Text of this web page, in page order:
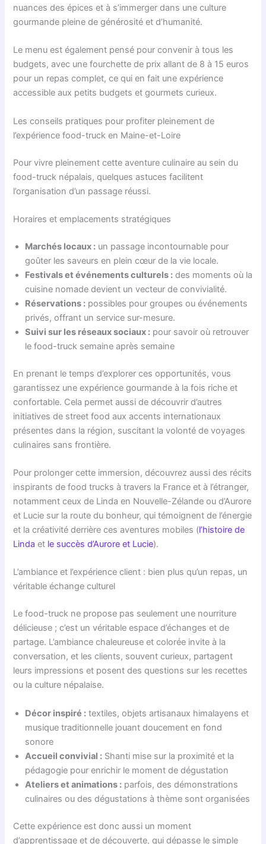
nuances des épices et à s’immerger dans une culture
gourmande pleine de générosité et d’humanité.
Le menu est également pensé pour convenir à tous les
budgets, avec une fourchette de prix allant de 8 à 15 euros
pour un repas complet, ce qui en fait une expérience
accessible aux petits budgets et gourmets curieux.
Les conseils pratiques pour profiter pleinement de
l’expérience food-truck en Maine-et-Loire
Pour vivre pleinement cette aventure culinaire au sein du
food-truck népalais, quelques astuces facilitent
l’organisation d’un passage réussi.
Horaires et emplacements stratégiques
Marchés locaux : un passage incontournable pour
goûter les saveurs en plein cœur de la vie locale.
Festivals et événements culturels : des moments où la
cuisine nomade devient un vecteur de convivialité.
Réservations : possibles pour groupes ou événements
privés, offrant un service sur-mesure.
Suivi sur les réseaux sociaux : pour savoir où retrouver
le food-truck semaine après semaine
En prenant le temps d’explorer ces opportunités, vous
garantissez une expérience gourmande à la fois riche et
confortable. Cela permet aussi de découvrir d’autres
initiatives de street food aux accents internationaux
présentes dans la région, suscitant la volonté de voyages
culinaires sans frontière.
Pour prolonger cette immersion, découvrez aussi des récits
inspirants de food trucks à travers la France et à l’étranger,
notamment ceux de Linda en Nouvelle-Zélande ou d’Aurore
et Lucie sur la route du bonheur, qui témoignent de l’énergie
et la créativité derrière ces aventures mobiles (l’histoire de
Linda et le succès d’Aurore et Lucie).
L’ambiance et l’expérience client : bien plus qu’un repas, un
véritable échange culturel
Le food-truck ne propose pas seulement une nourriture
délicieuse ; c’est un véritable espace d’échanges et de
partage. L’ambiance chaleureuse et colorée invite à la
conversation, et les clients, souvent curieux, partagent
leurs impressions et posent des questions sur les recettes
ou la culture népalaise.
Décor inspiré : textiles, objets artisanaux himalayens et
musique traditionnelle jouant doucement en fond
sonore
Accueil convivial : Shanti mise sur la proximité et la
pédagogie pour enrichir le moment de dégustation
Ateliers et animations : parfois, des démonstrations
culinaires ou des dégustations à thème sont organisées
Cette expérience est donc aussi un moment
d’apprentissage et de découverte, qui dépasse le simple